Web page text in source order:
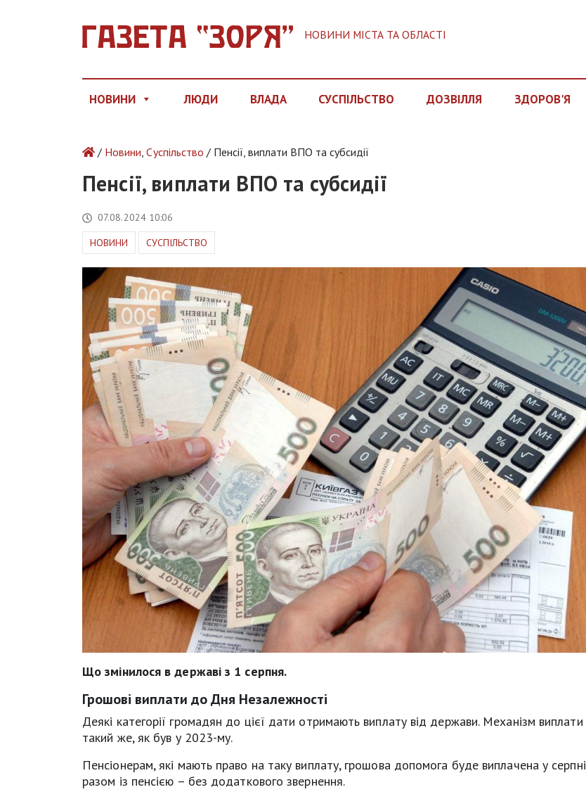
НОВИНИ МІСТА ТА ОБЛАСТІ
НОВИНИ ЛЮДИ ВЛАДА СУСПІЛЬСТВО ДОЗВІЛЛЯ ЗДОРОВ'Я
/ Новини,Суспільство / Пенсії, виплати ВПО та субсидії
Пенсії, виплати ВПО та субсидії
07.08.2024 10:06
НОВИНИ
СУСПІЛЬСТВО
Що змінилося в державі з 1 серпня.
Грошові виплати до Дня Незалежності
Деякі категорії громадян до цієї дати отримають виплату від держави. Механізм виплати
такий же, як був у 2023-му.
Пенсіонерам, які мають право на таку виплату, грошова допомога буде виплачена у серпні
разом із пенсією – без додаткового звернення.